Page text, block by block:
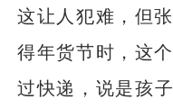
这让人犯难，但
得年货节时，这
过快递，说是孩